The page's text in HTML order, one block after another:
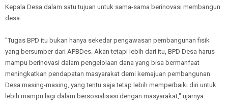
Kepala Desa dalam satu tujuan untuk sama-sama berinovasi membangun
desa.
"Tugas BPD itu bukan hanya sekedar pengawasan pembangunan fisik
yang bersumber dari APBDes. Akan tetapi lebih dari itu, BPD Desa harus
mampu berinovasi dalam pengelolaan dana yang bisa bermanfaat
meningkatkan pendapatan masyarakat demi kemajuan pembangunan
Desa masing-masing, yang tentu saja tetap lebih memperbaiki diri untuk
lebih mampu lagi dalam bersosialisasi dengan masyarakat," ujarnya.